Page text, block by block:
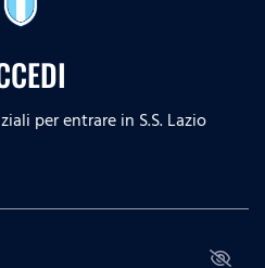
per entrare in S.S. Lazio